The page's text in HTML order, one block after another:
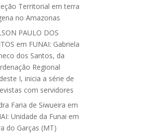
Territorial em terra
no Amazonas
PAULO DOS
em FUNAI: Gabriela
dos Santos, da
Regional
I, inicia a série de
com servidores
Faria de Siwueira em
Unidade da Funai em
do Garças (MT)